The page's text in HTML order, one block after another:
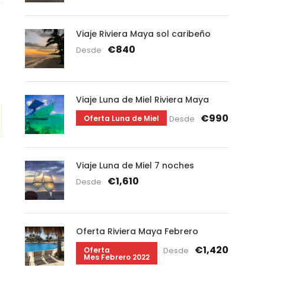
Viaje Riviera Maya sol caribeño
Desde €840
Viaje Luna de Miel Riviera Maya
Oferta Luna de Miel Desde €990
Viaje Luna de Miel 7 noches
Desde €1,610
Oferta Riviera Maya Febrero
Oferta
Mes Febrero 2022
Desde €1,420